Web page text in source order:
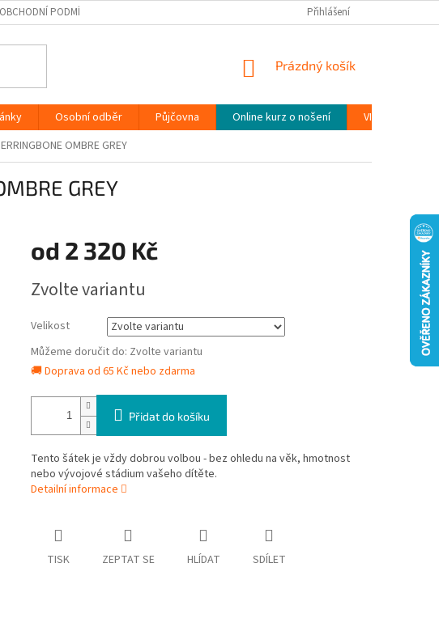
OBCHODNÍ PODMÍNKY PODMÍNKY OCHRANY OSOBNÍCH ÚDAJŮ (GDPR)
Přihlášení
NÁKUPNÍ
Prázdný košík
Osobní odběr Půjčovna Online kurz o nošení
VIDEONÁVODY
OMBRE GREY
GREY
od 2 320 Kč
cena:
Zvolte variantu
Velikost
Můžeme doručit do: Zvolte variantu
🚚 Doprava od 65 Kč nebo zdarma
Přidat do košíku
Tento šátek je vždy dobrou volbou - bez ohledu na věk, hmotnost
nebo vývojové stádium vašeho dítěte.
Detailní informace
TISK ZEPTAT SE HLÍDAT SDÍLET